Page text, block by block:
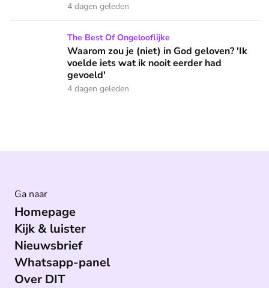
4 dagen geleden
Waarom zou je (niet) in God geloven? 'Ik voelde iets wat
The Best Of Ongelooflijke
Waarom zou je (niet) in God geloven? 'Ik
voelde iets wat ik nooit eerder had
gevoeld'
4 dagen geleden
Ga naar
Homepage
Kijk & luister
Nieuwsbrief
Whatsapp-panel
Over DIT